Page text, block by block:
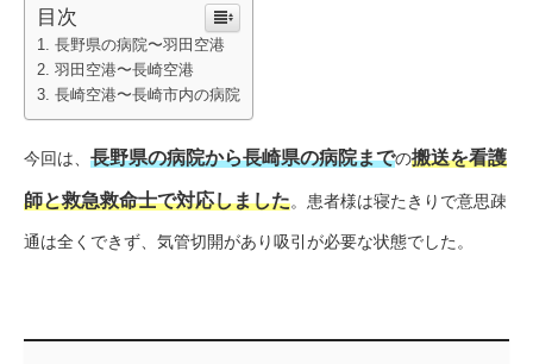
目次
長野県の病院〜羽田空港
羽田空港〜長崎空港
長崎空港〜長崎市内の病院
今回は、 長野県の病院から長崎県の病院までの搬送を看護
師と救急救命士で対応しました。患者様は寝たきりで意思疎
通は全くできず、気管切開があり吸引が必要な状態でした。